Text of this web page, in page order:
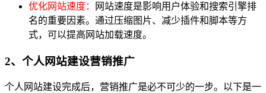
优化网站速度：
网站速度是影响用户体验和搜索引擎排
名的重要因素。通过压缩图片、减少插件和脚本等方
式，可以提高网站加载速度。
2、个人网站建设营销推广
个人网站建设完成后，营销推广是必不可少的一步。以下是一